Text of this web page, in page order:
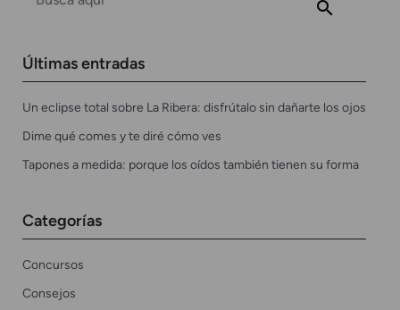
Últimas entradas
Un eclipse total sobre La Ribera: disfrútalo sin dañarte los ojos
Dime qué comes y te diré cómo ves
Tapones a medida: porque los oídos también tienen su forma
Categorías
Concursos
Consejos